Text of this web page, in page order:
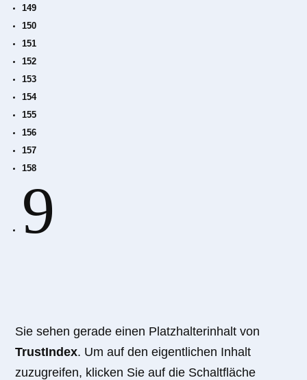
149
150
151
152
153
154
155
156
157
158
9
Sie sehen gerade einen Platzhalterinhalt von
TrustIndex. Um auf den eigentlichen Inhalt
zuzugreifen, klicken Sie auf die Schaltfläche